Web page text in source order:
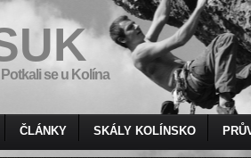
se u Kolína
ČLÁNKY SKÁLY KOLÍNSKO